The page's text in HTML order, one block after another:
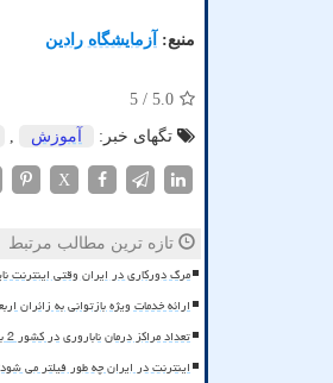
منبع: آزمایشگاه رادین
5.0
/ 5
تگهای خبر:
آموزش
X
تازه ترین مطالب مرتبط
مرگ دورکاری در ایران وقتی اینترنت
ارائه خدمات ویژه بازتوانی به زائران
تعداد مراکز درمان ناباروری در کشور 2 برابر شد
اینترنت در ایران چه طور فیلتر می